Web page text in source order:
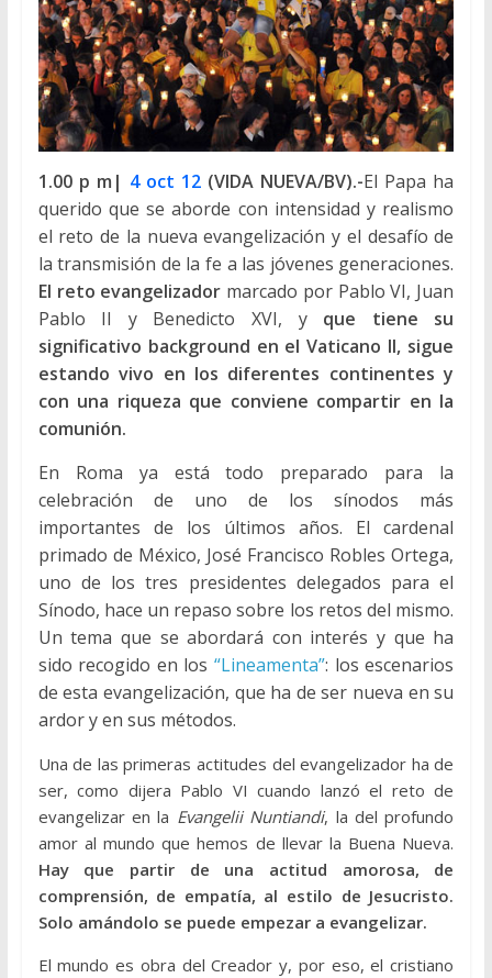
1.00 p m| 4 oct 12 (VIDA NUEVA/BV).-El Papa ha
querido que se aborde con intensidad y realismo
el reto de la nueva evangelización y el desafío de
la transmisión de la fe a las jóvenes generaciones.
El reto evangelizador marcado por Pablo VI, Juan
Pablo II y Benedicto XVI, y que tiene su
significativo background en el Vaticano II, sigue
estando vivo en los diferentes continentes y
con una riqueza que conviene compartir en la
comunión.
En Roma ya está todo preparado para la
celebración de uno de los sínodos más
importantes de los últimos años. El cardenal
primado de México, José Francisco Robles Ortega,
uno de los tres presidentes delegados para el
Sínodo, hace un repaso sobre los retos del mismo.
Un tema que se abordará con interés y que ha
sido recogido en los“Lineamenta”: los escenarios
de esta evangelización, que ha de ser nueva en su
ardor y en sus métodos.
Una de las primeras actitudes del evangelizador ha de
ser, como dijera Pablo VI cuando lanzó el reto de
evangelizar en la Evangelii Nuntiandi, la del profundo
amor al mundo que hemos de llevar la Buena Nueva.
Hay que partir de una actitud amorosa, de
comprensión, de empatía, al estilo de Jesucristo.
Solo amándolo se puede empezar a evangelizar.
El mundo es obra del Creador y, por eso, el cristiano